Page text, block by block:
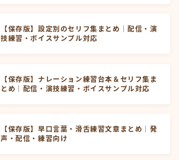
【保存版】設定別のセリフ集まとめ｜配信・演
技練習・ボイスサンプル対応
【保存版】ナレーション練習台本＆セリフ集ま
とめ｜配信・演技練習・ボイスサンプル対応
【保存版】早口言葉・滑舌練習文章まとめ｜発
声・配信・練習向け